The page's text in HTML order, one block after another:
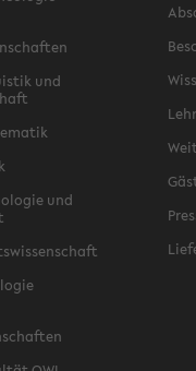
und
und